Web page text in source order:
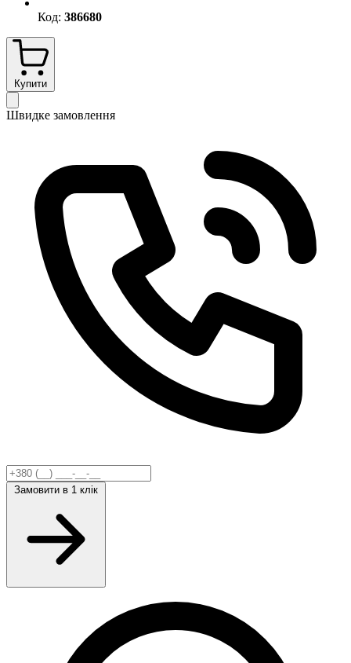
Код: 386680
Купити
Швидке замовлення
Замовити в 1 клік